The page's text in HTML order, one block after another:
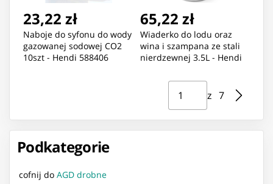
Podkategorie
cofnij do AGD drobne
23,22 zł
Naboje do syfonu do wody
gazowanej sodowej CO2
10szt - Hendi 588406
65,22 zł
Wiaderko do lodu oraz
wina i szampana ze stali
nierdzewnej 3.5L - Hendi
Strona ⁨1⁩ z ⁨7⁩
z ⁨7⁩
Przejdź do strony